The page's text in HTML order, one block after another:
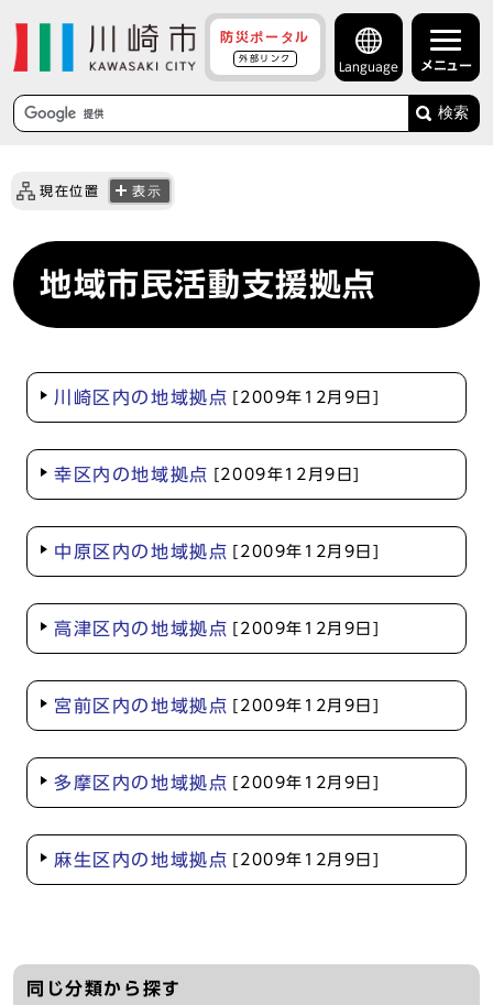
防災ポータル
外部リンク
Language メニュー
検索
現在位置 表示
地域市民活動支援拠点
川崎区内の地域拠点 [2009年12月9日]
幸区内の地域拠点 [2009年12月9日]
中原区内の地域拠点 [2009年12月9日]
高津区内の地域拠点 [2009年12月9日]
宮前区内の地域拠点 [2009年12月9日]
多摩区内の地域拠点 [2009年12月9日]
麻生区内の地域拠点 [2009年12月9日]
同じ分類から探す